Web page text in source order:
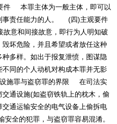
本罪主体为一般主体，即可以
事责任能力的人。 (四)主观要件
意和间接故意，即行为人明知破
坏危险，并且希望或者放任这种
多样。如出于报复泄愤，图谋隐
同的个人动机对构成本罪并无影
罪与盗窃罪的界限 在司法实
通设施(如盗窃铁轨上的枕木，偷
通运输安全的电气设备上偷拆电
全的犯罪，与盗窃罪容易混淆。